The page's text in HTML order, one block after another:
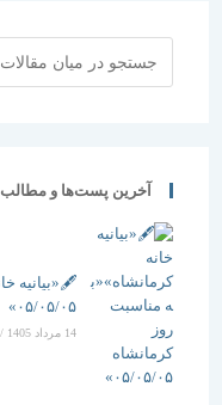
آخرین پست‌ها و مطالب انجمن
🖋️«بیانیه خانه
۰۵/۰۵/۰۵»
/ ۰ دیدگاه